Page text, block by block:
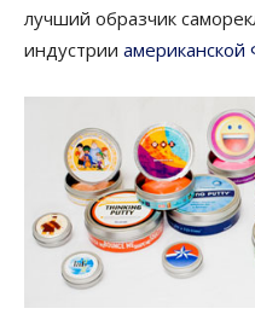
лучший образчик
индустрии